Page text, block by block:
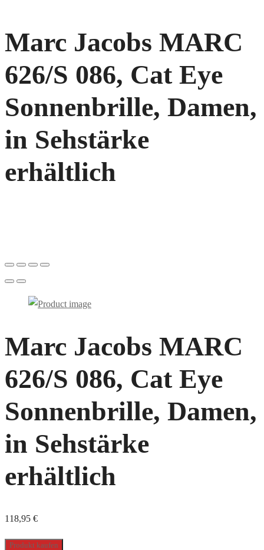
Marc Jacobs MARC
626/S 086, Cat Eye
Sonnenbrille, Damen,
in Sehstärke
erhältlich
Marc Jacobs MARC
626/S 086, Cat Eye
Sonnenbrille, Damen,
in Sehstärke
erhältlich
118,95 €
Produkt kaufen